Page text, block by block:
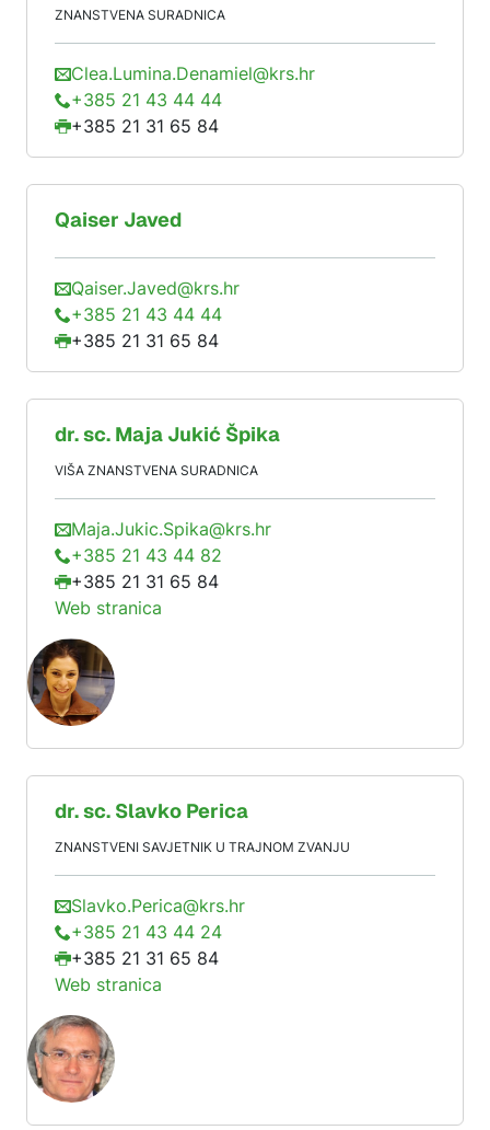
ZNANSTVENA SURADNICA
Clea.Lumina.Denamiel@krs.hr
+385 21 43 44 44
+385 21 31 65 84
Qaiser Javed
Qaiser.Javed@krs.hr
+385 21 43 44 44
+385 21 31 65 84
dr. sc. Maja Jukić Špika
VIŠA ZNANSTVENA SURADNICA
Maja.Jukic.Spika@krs.hr
+385 21 43 44 82
+385 21 31 65 84
Web stranica
dr. sc. Slavko Perica
ZNANSTVENI SAVJETNIK U TRAJNOM ZVANJU
Slavko.Perica@krs.hr
+385 21 43 44 24
+385 21 31 65 84
Web stranica